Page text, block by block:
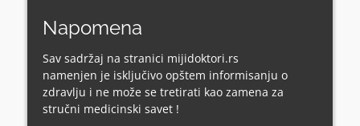
Napomena
Sav sadržaj na stranici mijidoktori.rs
namenjen je isključivo opštem informisanju o
zdravlju i ne može se tretirati kao zamena za
stručni medicinski savet !